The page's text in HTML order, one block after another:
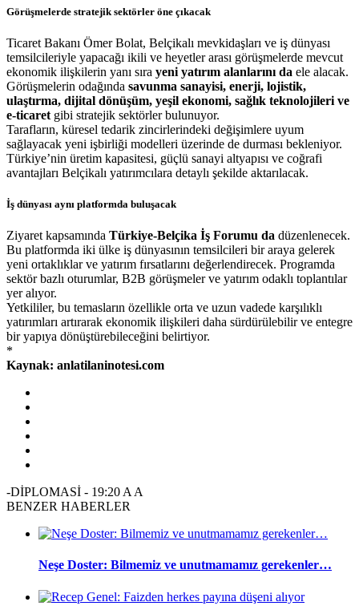
Görüşmelerde stratejik sektörler öne çıkacak
Ticaret Bakanı Ömer Bolat, Belçikalı mevkidaşları ve iş dünyası
temsilcileriyle yapacağı ikili ve heyetler arası görüşmelerde mevcut
ekonomik ilişkilerin yanı sıra yeni yatırım alanlarını da ele alacak.
Görüşmelerin odağında savunma sanayisi, enerji, lojistik,
ulaştırma, dijital dönüşüm, yeşil ekonomi, sağlık teknolojileri ve
e-ticaret gibi stratejik sektörler bulunuyor.
Tarafların, küresel tedarik zincirlerindeki değişimlere uyum
sağlayacak yeni işbirliği modelleri üzerinde de durması bekleniyor.
Türkiye’nin üretim kapasitesi, güçlü sanayi altyapısı ve coğrafi
avantajları Belçikalı yatırımcılara detaylı şekilde aktarılacak.
İş dünyası aynı platformda buluşacak
Ziyaret kapsamında Türkiye-Belçika İş Forumu da düzenlenecek.
Bu platformda iki ülke iş dünyasının temsilcileri bir araya gelerek
yeni ortaklıklar ve yatırım fırsatlarını değerlendirecek. Programda
sektör bazlı oturumlar, B2B görüşmeler ve yatırım odaklı toplantılar
yer alıyor.
Yetkililer, bu temasların özellikle orta ve uzun vadede karşılıklı
yatırımları artırarak ekonomik ilişkileri daha sürdürülebilir ve entegre
bir yapıya dönüştürebileceğini belirtiyor.
*
Kaynak: anlatilaninotesi.com
-DİPLOMASİ - 19:20 A A
BENZER HABERLER
Neşe Doster: Bilmemiz ve unutmamamız gerekenler…